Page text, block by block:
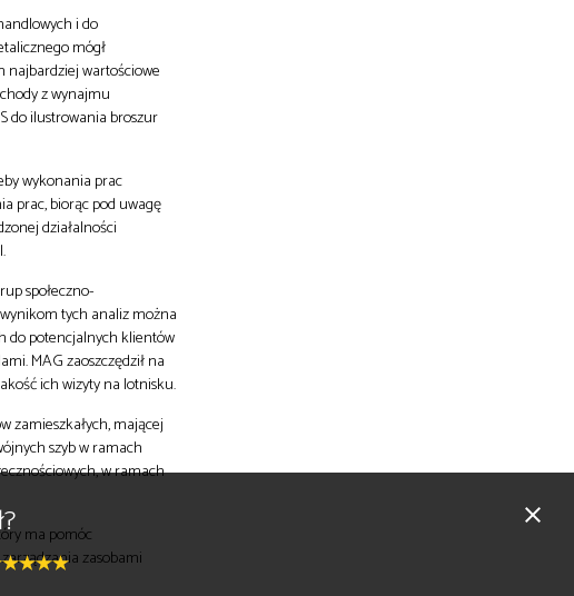
i do
mógł
najbardziej wartościowe
z wynajmu
do ilustrowania broszur
wykonania prac
prac, biorąc pod uwagę
działalności
społeczno-
tych analiz można
do potencjalnych klientów
MAG zaoszczędził na
ich wizyty na lotnisku.
zamieszkałych, mającej
szyb w ramach
w ramach
ma pomóc
zasobami
close